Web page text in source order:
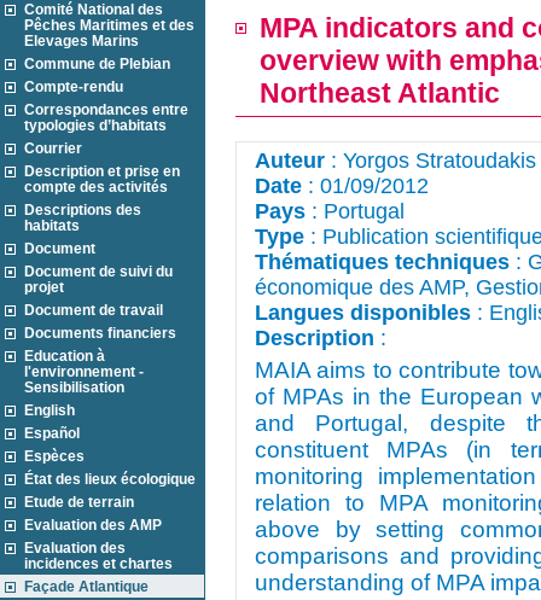
Comité National des
Pêches Maritimes et des
Elevages Marins
Commune de Plebian
Compte-rendu
Correspondances entre
typologies d’habitats
Courrier
Description et prise en
compte des activités
Descriptions des
habitats
Document
Document de suivi du
projet
Document de travail
Documents financiers
Education à
l'environnement -
Sensibilisation
English
Español
Espèces
État des lieux écologique
Etude de terrain
Evaluation des AMP
Evaluation des
incidences et chartes
Façade Atlantique
MPA indicators and
overview with
Northeast Atlantic
Auteur : Yorgos
Date : 01/09/2012
Pays : Portugal
Type : Publication
Thématiques techniques :
économique des AMP,
Langues disponibles :
Description :
MAIA aims to contribute
of MPAs in the European
and Portugal, despite
constituent MPAs (in
monitoring
relation to MPA
above by setting
comparisons and
understanding of MPA